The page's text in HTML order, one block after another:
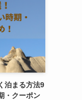
泊まる方法9
・クーポン